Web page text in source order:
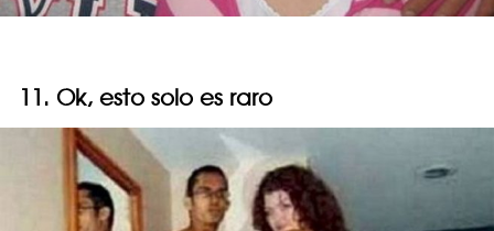
11. Ok, esto solo es raro